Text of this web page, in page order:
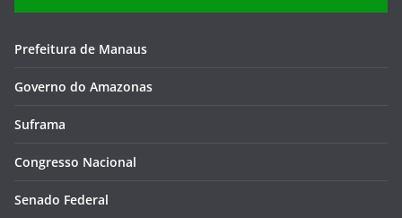
Prefeitura de Manaus
Governo do Amazonas
Suframa
Congresso Nacional
Senado Federal